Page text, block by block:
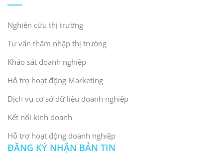
Nghiên cứu thị trường
Tư vấn thâm nhập thị trường
Khảo sát doanh nghiệp
Hỗ trợ hoạt động Marketing
Dịch vụ cơ sở dữ liệu doanh nghiệp
Kết nối kinh doanh
Hỗ trợ hoạt động doanh nghiệp
ĐĂNG KÝ NHẬN BẢN TIN